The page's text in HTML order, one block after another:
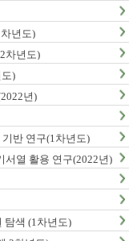
년도)
차년도)
)
년)
반 연구(1차년도)
서열 활용 연구(2022년)
탐색 (1차년도)